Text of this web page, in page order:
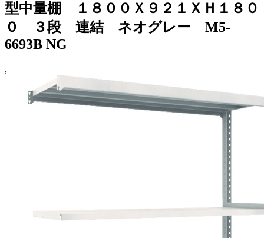
型中量棚 １８００Ｘ９２１ＸＨ１８０
０ ３段 連結 ネオグレー M5-
6693B NG
,